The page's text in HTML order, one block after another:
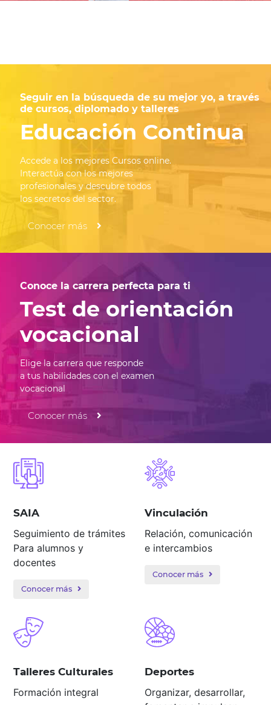
Seguir en la búsqueda de su mejor yo, a través
de cursos, diplomado y talleres
Educación Continua
Accede a los mejores Cursos online.
Interactúa con los mejores
profesionales y descubre todos
los secretos del sector.
Conocer más
Conoce la carrera perfecta para ti
Test de orientación
vocacional
Elige la carrera que responde
a tus habilidades con el examen
vocacional
Conocer más
SAIA
Seguimiento de trámites
Para alumnos y
docentes
Conocer más
Vinculación
Relación, comunicación
e intercambios
Conocer más
Talleres Culturales
Formación integral
Deportes
Organizar, desarrollar,